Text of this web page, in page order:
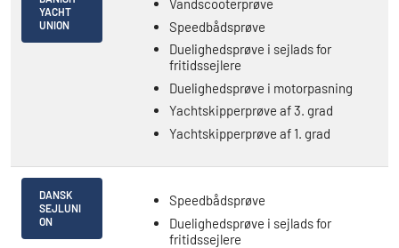
YACHT
UNION
Vandscooterprøve
Speedbådsprøve
Duelighedsprøve i sejlads for
fritidssejlere
Duelighedsprøve i motorpasning
Yachtskipperprøve af 3. grad
Yachtskipperprøve af 1. grad
DANSK
SEJLUNI
ON
Speedbådsprøve
Duelighedsprøve i sejlads for
fritidssejlere